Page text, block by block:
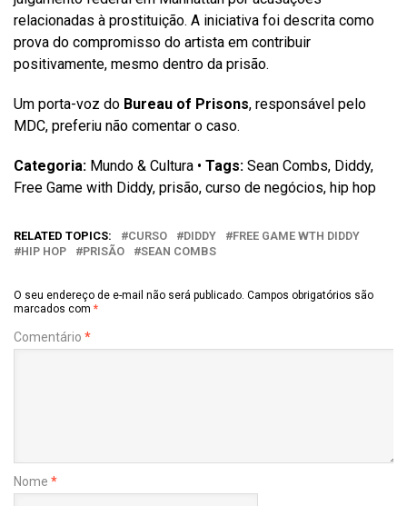
relacionadas à prostituição. A iniciativa foi descrita como
prova do compromisso do artista em contribuir
positivamente, mesmo dentro da prisão.
Um porta-voz do Bureau of Prisons, responsável pelo
MDC, preferiu não comentar o caso.
Categoria: Mundo & Cultura • Tags: Sean Combs, Diddy,
Free Game with Diddy, prisão, curso de negócios, hip hop
RELATED TOPICS: CURSO DIDDY
FREE GAME WTH DIDDY
HIP HOP
PRISÃO SEAN COMBS
O seu endereço de e-mail não será publicado. Campos obrigatórios são
marcados com *
Comentário *
Nome *